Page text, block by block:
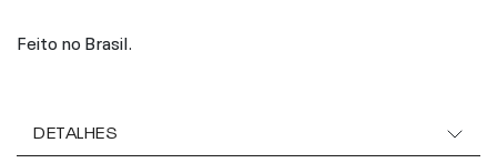
Feito no Brasil.
DETALHES